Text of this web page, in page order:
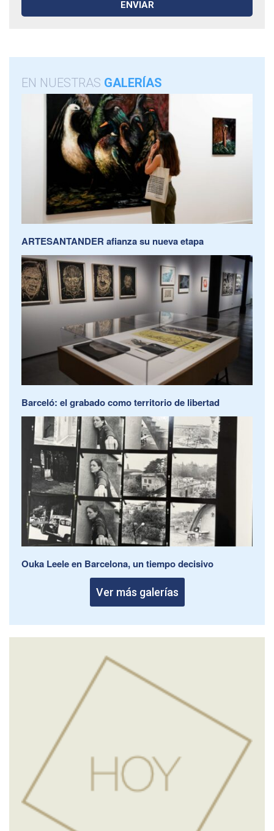
EN NUESTRAS GALERÍAS
ARTESANTANDER afianza su nueva etapa
Barceló: el grabado como territorio de libertad
Ouka Leele en Barcelona, un tiempo decisivo
Ver más galerías